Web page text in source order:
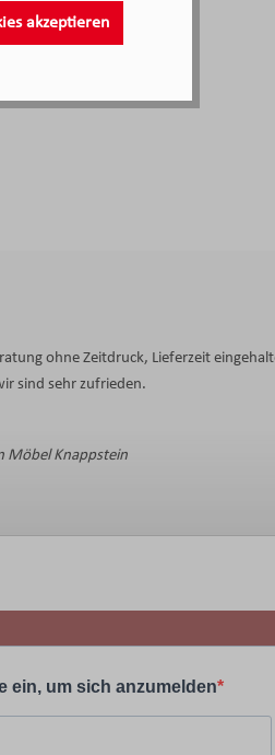
ohne Zeitdruck, Lieferzeit
sind sehr zufrieden.
Möbel Knappstein
ein, um sich anzumelden
akzeptieren